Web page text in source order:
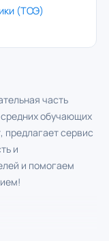
(ТОЭ)
часть
обучающих
предлагает сервис
и
и помогаем